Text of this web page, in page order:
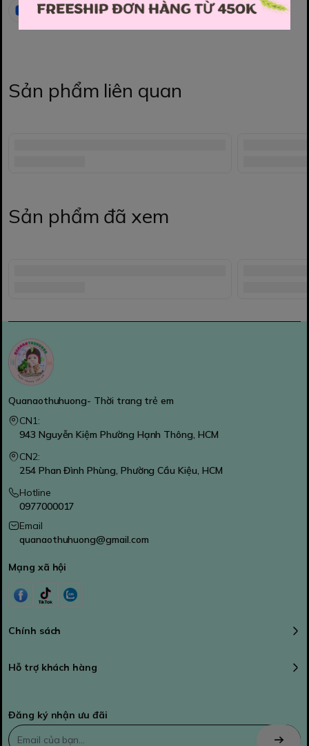
Sản phẩm liên quan
Sản phẩm đã xem
Quanaothuhuong- Thời trang trẻ em
CN1:
943 Nguyễn Kiệm Phường Hạnh Thông, HCM
CN2:
254 Phan Đình Phùng, Phường Cầu Kiệu, HCM
Hotline
0977000017
Email
quanaothuhuong@gmail.com
Mạng xã hội
Chính sách
Hỗ trợ khách hàng
Đăng ký nhận ưu đãi